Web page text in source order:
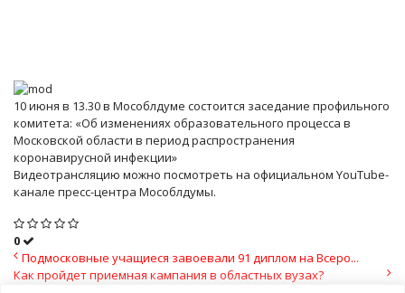
10 июня в 13.30 в Мособлдуме состоится заседание профильного
комитета: «Об изменениях образовательного процесса в
Московской области в период распространения
коронавирусной инфекции»
Видеотрансляцию можно посмотреть на официальном YouTube-
канале пресс-центра Мособлдумы.
0
Подмосковные учащиеся завоевали 91 диплом на Всеро...
Как пройдет приемная кампания в областных вузах?